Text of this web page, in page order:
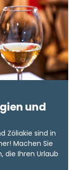
und
Zöliakie sind in
Machen Sie
die Ihren Urlaub